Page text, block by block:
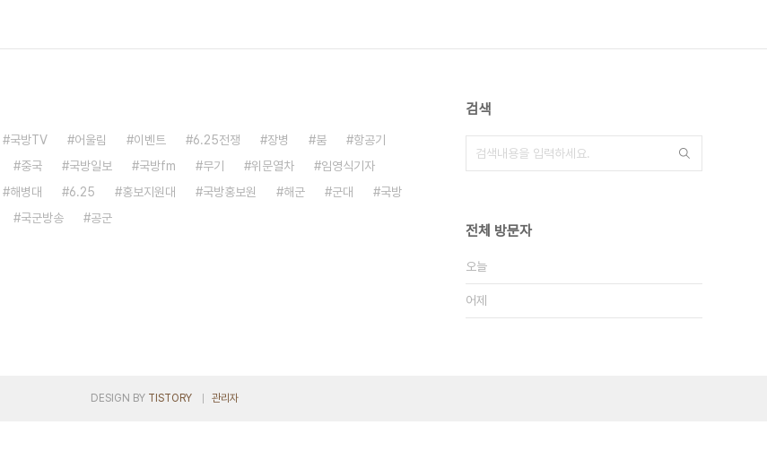
국방TV 어울림 이벤트 6.25전쟁 장병 붐
항공기
중국 국방일보 국방fm 무기 위문열차
임영식기자
해병대 6.25 홍보지원대 국방홍보원 해군 군대
국방
국군방송 공군
검색
전체 방문자
오늘
어제
DESIGN BY TISTORY 관리자